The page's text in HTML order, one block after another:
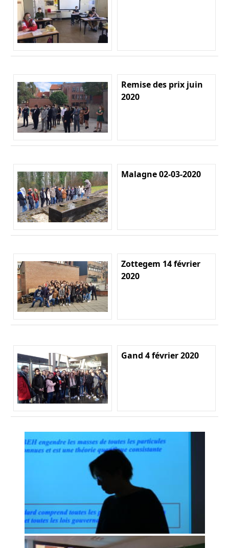
Remise des prix juin
2020
Malagne 02-03-2020
Zottegem 14 février
2020
Gand 4 février 2020